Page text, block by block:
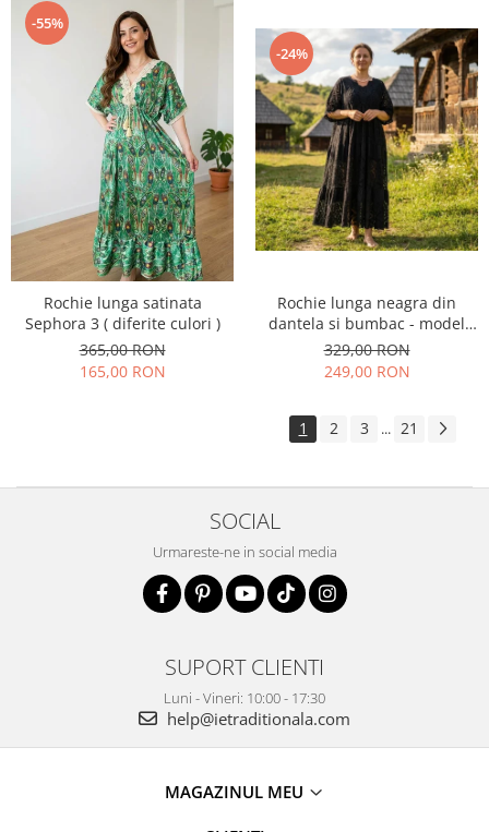
-55%
Rochie lunga satinata
Sephora 3 ( diferite culori )
365,00 RON
165,00 RON
-24%
Rochie lunga neagra din
dantela si bumbac - model
elegant vaporoasa
329,00 RON
249,00 RON
1 2 3 ... 21
SOCIAL
Urmareste-ne in social media
SUPORT CLIENTI
Luni - Vineri: 10:00 - 17:30
help@ietraditionala.com
MAGAZINUL MEU